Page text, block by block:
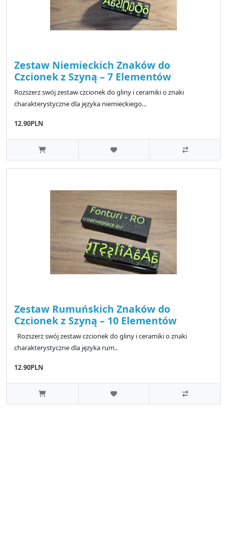
Zestaw Niemieckich Znaków do
Czcionek z Szyną – 7 Elementów
Rozszerz swój zestaw czcionek do gliny i ceramiki o znaki
charakterystyczne dla języka niemieckiego...
12.90PLN
Zestaw Rumuńskich Znaków do
Czcionek z Szyną – 10 Elementów
Rozszerz swój zestaw czcionek do gliny i ceramiki o znaki
charakterystyczne dla języka rum..
12.90PLN